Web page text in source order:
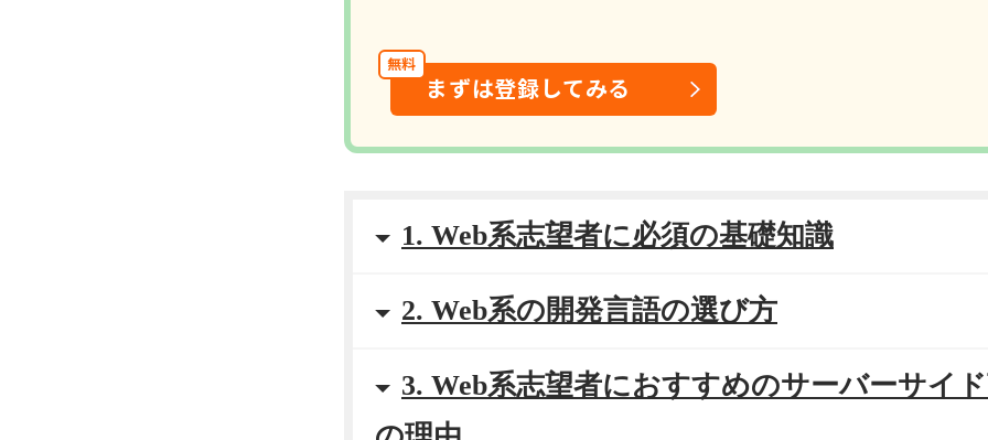
無料
まずは登録してみる
1. Web系志望者に必須の基礎知識
2. Web系の開発言語の選び方
3. Web系志望者におすすめのサーバーサイ